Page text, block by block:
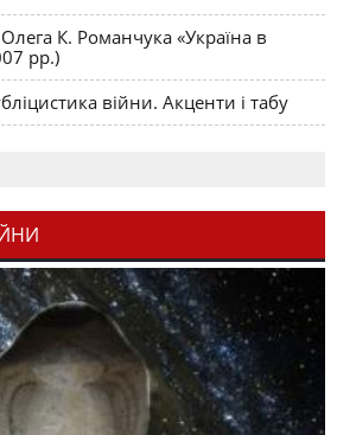
К. Романчука «Україна в
рр.)
війни. Акценти і табу